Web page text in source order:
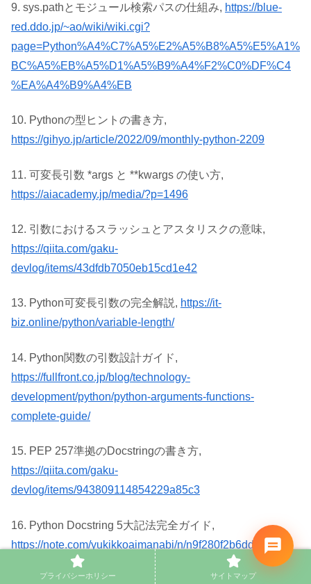
9. sys.pathとモジュール検索パスの仕組み, https://blue-
red.ddo.jp/~ao/wiki/wiki.cgi?
page=Python%A4%C7%A5%E2%A5%B8%A5%E5%A1%
BC%A5%EB%A5%D1%A5%B9%A4%F2%C0%DF%C4
%EA%A4%B9%A4%EB
10. Pythonの型ヒントの書き方,
https://gihyo.jp/article/2022/09/monthly-python-2209
11. 可変長引数 *args と **kwargs の使い方,
https://aiacademy.jp/media/?p=1496
12. 引数におけるスラッシュとアスタリスクの意味,
https://qiita.com/gaku-
devlog/items/43dfdb7050eb15cd1e42
13. Python可変長引数の完全解説, https://it-
biz.online/python/variable-length/
14. Python関数の引数設計ガイド,
https://fullfront.co.jp/blog/technology-
development/python/python-arguments-functions-
complete-guide/
15. PEP 257準拠のDocstringの書き方,
https://qiita.com/gaku-
devlog/items/943809114854229a85c3
16. Python Docstring 5大記法完全ガイド,
https://note.com/yukikkoaimanabi/n/n9f280f2b6ddb
17. 複数行Docstringの推奨スタイル, https://www.hobby-
プライバシーホリシー サイトマップ